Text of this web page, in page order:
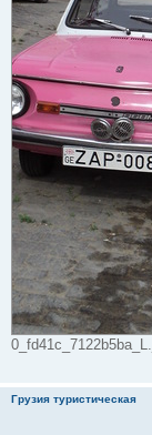
Грузия туристическая